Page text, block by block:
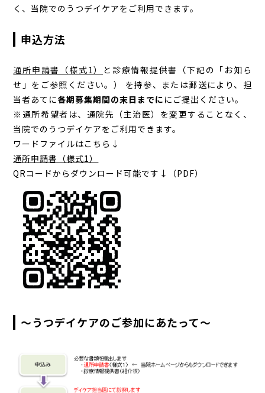
く、当院でのうつデイケアをご利用できます。
申込方法
通所申請書（様式1） と診療情報提供書（下記の「お知ら
せ」をご参照ください。） を持参、または郵送により、担
当者あてに各期募集期間の末日までに にご提出ください。
※通所希望者は、通院先（主治医）を変更することなく、
当院でのうつデイケアをご利用できます。
ワードファイルはこちら↓
通所申請書（様式1）
QRコードからダウンロード可能です↓（PDF）
～うつデイケアのご参加にあたって～